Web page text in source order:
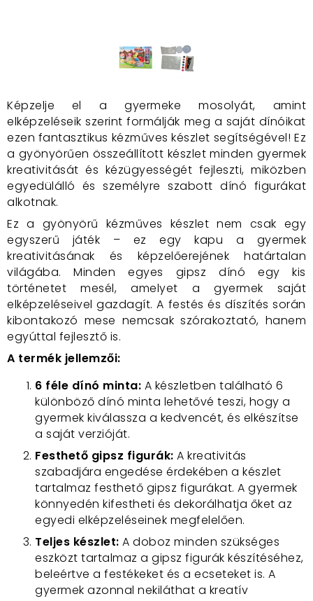
Képzelje el a gyermeke mosolyát, amint
elképzeléseik szerint formálják meg a saját dínóikat
ezen fantasztikus kézműves készlet segítségével! Ez
a gyönyörűen összeállított készlet minden gyermek
kreativitását és kézügyességét fejleszti, miközben
egyedülálló és személyre szabott dínó figurákat
alkotnak.
Ez a gyönyörű kézműves készlet nem csak egy
egyszerű játék – ez egy kapu a gyermek
kreativitásának és képzelőerejének határtalan
világába. Minden egyes gipsz dínó egy kis
történetet mesél, amelyet a gyermek saját
elképzeléseivel gazdagít. A festés és díszítés során
kibontakozó mese nemcsak szórakoztató, hanem
egyúttal fejlesztő is.
A termék jellemzői:
6 féle dínó minta: A készletben található 6
különböző dínó minta lehetővé teszi, hogy a
gyermek kiválassza a kedvencét, és elkészítse
a saját verzióját.
Festhető gipsz figurák: A kreativitás
szabadjára engedése érdekében a készlet
tartalmaz festhető gipsz figurákat. A gyermek
könnyedén kifestheti és dekorálhatja őket az
egyedi elképzeléseinek megfelelően.
Teljes készlet: A doboz minden szükséges
eszközt tartalmaz a gipsz figurák készítéséhez,
beleértve a festékeket és a ecseteket is. A
gyermek azonnal nekiláthat a kreatív